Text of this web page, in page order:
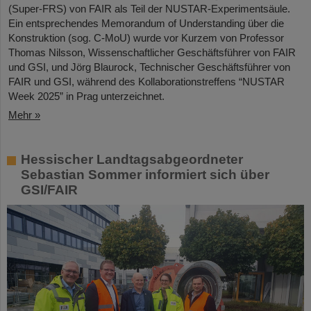
(Super-FRS) von FAIR als Teil der NUSTAR-Experimentsäule.
Ein entsprechendes Memorandum of Understanding über die
Konstruktion (sog. C-MoU) wurde vor Kurzem von Professor
Thomas Nilsson, Wissenschaftlicher Geschäftsführer von FAIR
und GSI, und Jörg Blaurock, Technischer Geschäftsführer von
FAIR und GSI, während des Kollaborationstreffens “NUSTAR
Week 2025” in Prag unterzeichnet.
Mehr »
Hessischer Landtagsabgeordneter
Sebastian Sommer informiert sich über
GSI/FAIR